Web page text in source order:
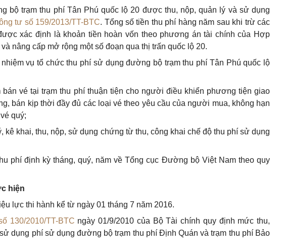
bộ trạm thu phí Tân Phú quốc lộ 20 được thu, nộp, quản lý và sử dụng
tư số 159/2013/TT-BTC. Tổng số tiền thu phí hàng năm sau khi trừ các
xác định là khoản tiền hoàn vốn theo phương án tài chính của Hợp
nâng cấp mở rộng một số đoạn qua thị trấn quốc lộ 20.
vụ tổ chức thu phí sử dụng đường bộ trạm thu phí Tân Phú quốc lộ
bán vé tại trạm thu phí thuận tiện cho người điều khiển phương tiện giao
bán kịp thời đầy đủ các loại vé theo yêu cầu của người mua, không hạn
quý;
kê khai, thu, nộp, sử dụng chứng từ thu, công khai chế độ thu phí sử dụng
phí định kỳ tháng, quý, năm về Tổng cục Đường bộ Việt Nam theo quy
c hiện
lực thi hành kể từ ngày 01 tháng 7 năm 2016.
130/2010/TT-BTC ngày 01/9/2010 của Bộ Tài chính quy định mức thu,
dụng phí sử dụng đường bộ trạm thu phí Định Quán và trạm thu phí Bảo